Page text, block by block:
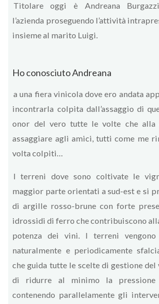
Titolare oggi è Andreana
l’azienda proseguendo l’attività
insieme al marito Luigi.
Ho conosciuto Andreana
a una fiera vinicola dove ero andata
incontrarla colpita dall’assaggio di
onor del vero tutte le volte che alla
assaggiare agli amici, tutti come me
volta colpiti…
I terreni dove sono coltivate le
maggior parte orientati a sud-est e si
di argille rosso-brune con forte
idrossidi di ferro che contribuiscono
potenza dei vini. I terreni
naturalmente e periodicamente
che guida tutte le scelte di gestione del
di ridurre al minimo la pressione
contenendo parallelamente gli